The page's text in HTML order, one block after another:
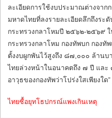
ละเอียดการใช้งบประมาณต่างจาก
มหาดไทยที่ลงรายละเอียดลึกถึงระ
กระทรวงกลาโหมปี ๒๕๖๒-๒๕๖๙
กระทรวงกลาโหม กองทัพบก กองทั
ตั้งงบผูกพันไว้สูงถึง ๘๗,๐๐๐ ล้านบ
ไทยล่วงหน้าในอนาคตถึง ๗ ปี และ
อาวุธของกองทัพว่าโปร่งใสเพียงใด”
ไทยซื้อยุทโธปกรณ์แพงเกินเหตุ